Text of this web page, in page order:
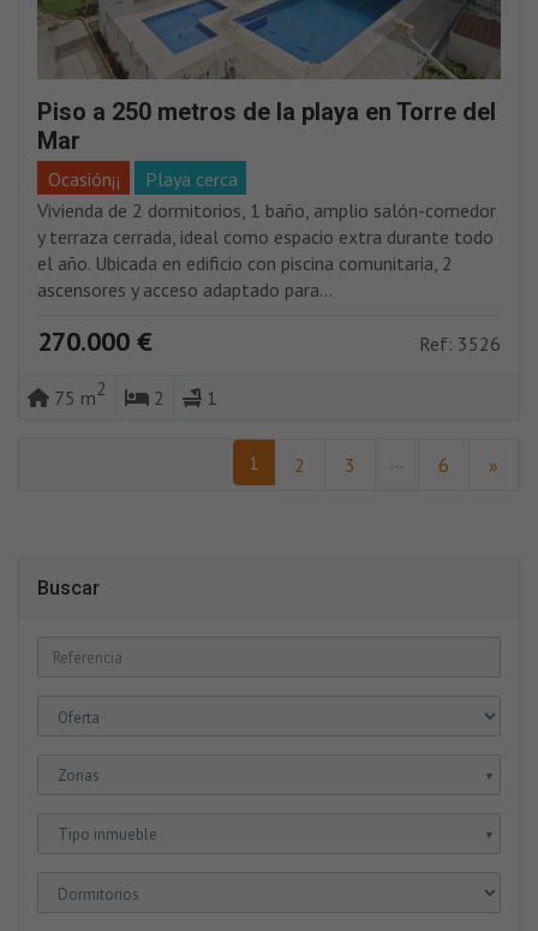
Piso a 250 metros de la playa en Torre del
Mar
Ocasión¡¡
Playa cerca
Vivienda de 2 dormitorios, 1 baño, amplio salón-comedor
y terraza cerrada, ideal como espacio extra durante todo
el año. Ubicada en edificio con piscina comunitaria, 2
ascensores y acceso adaptado para...
270.000 € Ref: 3526
75 m2 2 1
1 2 3 ... 6 »
Buscar
Zonas ▼
Tipo inmueble ▼